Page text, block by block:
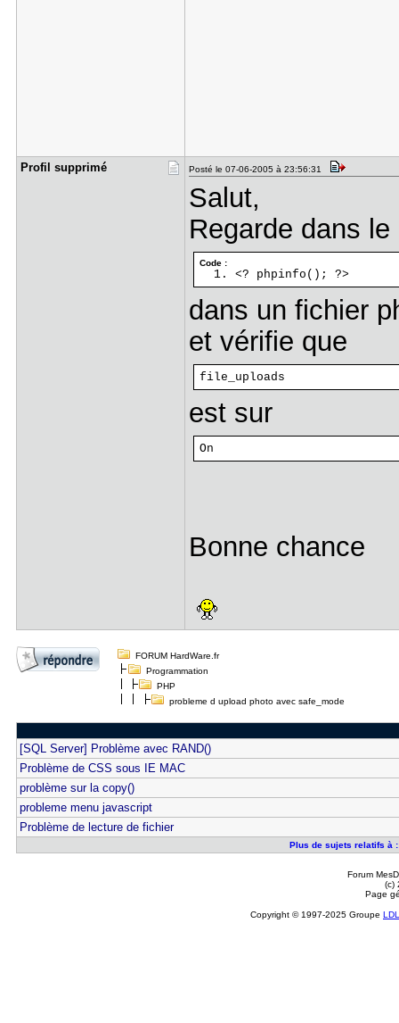
Profil sup​primé Posté le 07-06-2005 à 23:56:31
Salut,
Regarde dans
Code :
<? phpinfo(); ?>
dans un fichier
et vérifie que
file_uploads
est sur
On
Bonne chance
FORUM HardWare.fr
Programmation
PHP
probleme d upload photo avec safe_mode
[SQL Server] Problème avec RAND()
Problème de CSS sous IE MAC
problème sur la copy()
probleme menu javascript
Problème de lecture de fichier
Plus de sujets relatifs à
Forum
(c)
Page
Copyright © 1997-2025 Groupe